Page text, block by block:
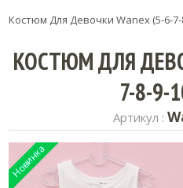
Костюм Для Девочки Wanex (5-6-7-
КОСТЮМ ДЛЯ
7-8-9-
Артикул :